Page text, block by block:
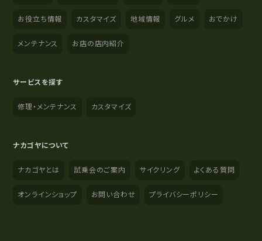
お役立ち情報 カスタマイズ 地域情報 グルメ おでかけ
メンテナンス お店の店内紹介
サービスを探す
修理・メンテナンス カスタマイズ
ナカゴヤについて
ナカゴヤとは 試乗会のご案内 サイクリング よくある質問
オンラインショップ お問い合わせ プライバシーポリシー